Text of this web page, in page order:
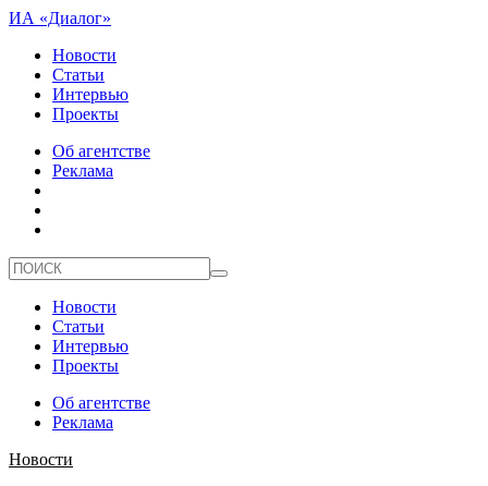
ИА «Диалог»
Новости
Статьи
Интервью
Проекты
Об агентстве
Реклама
Новости
Статьи
Интервью
Проекты
Об агентстве
Реклама
Новости